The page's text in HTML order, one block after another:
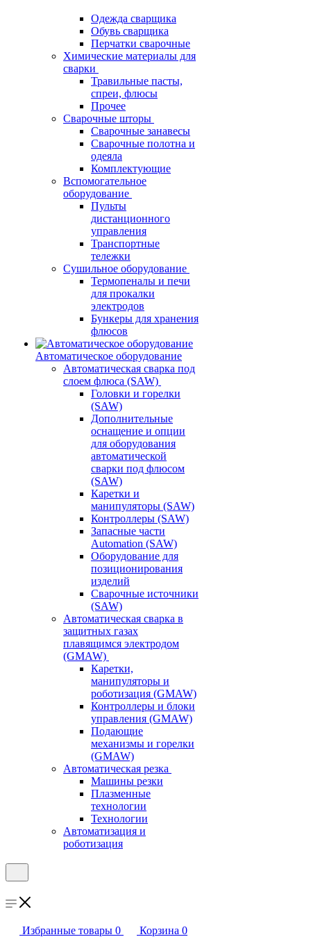
Одежда сварщика
Обувь сварщика
Перчатки сварочные
Химические материалы для
сварки
Травильные пасты,
спреи, флюсы
Прочее
Сварочные шторы
Сварочные занавесы
Сварочные полотна и
одеяла
Комплектующие
Вспомогательное
оборудование
Пульты
дистанционного
управления
Транспортные
тележки
Сушильное оборудование
Термопеналы и печи
для прокалки
электродов
Бункеры для хранения
флюсов
Автоматическое оборудование
Автоматическая сварка под
слоем флюса (SAW)
Головки и горелки
(SAW)
Дополнительные
оснащение и опции
для оборудования
автоматической
сварки под флюсом
(SAW)
Каретки и
манипуляторы (SAW)
Контроллеры (SAW)
Запасные части
Automation (SAW)
Оборудование для
позиционирования
изделий
Сварочные источники
(SAW)
Автоматическая сварка в
защитных газах
плавящимся электродом
(GMAW)
Каретки,
манипуляторы и
роботизация (GMAW)
Контроллеры и блоки
управления (GMAW)
Подающие
механизмы и горелки
(GMAW)
Автоматическая резка
Машины резки
Плазменные
технологии
Технологии
Автоматизация и
роботизация
Избранные товары 0 Корзина 0